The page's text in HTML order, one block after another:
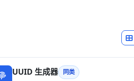
UUID 生成器 同类